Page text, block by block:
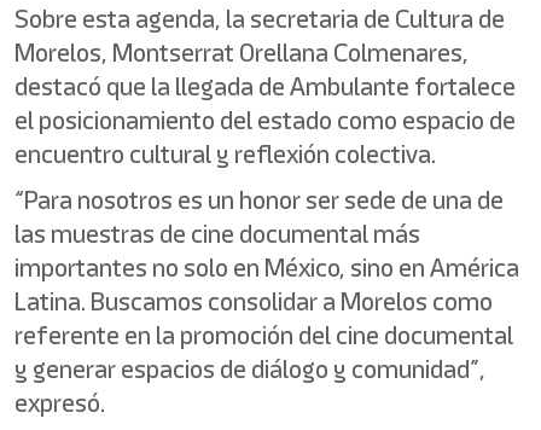
Sobre esta agenda, la secretaria de Cultura de
Morelos, Montserrat Orellana Colmenares,
destacó que la llegada de Ambulante fortalece
el posicionamiento del estado como espacio de
encuentro cultural y reflexión colectiva.
“Para nosotros es un honor ser sede de una de
las muestras de cine documental más
importantes no solo en México, sino en América
Latina. Buscamos consolidar a Morelos como
referente en la promoción del cine documental
y generar espacios de diálogo y comunidad”,
expresó.